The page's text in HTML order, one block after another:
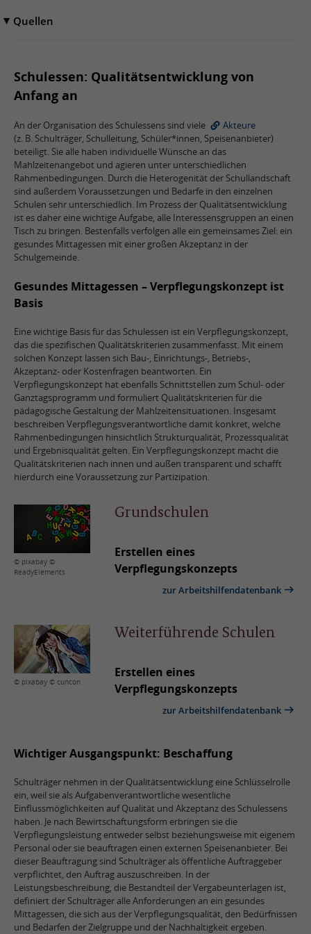
Quellen
Schulessen: Qualitätsentwicklung von
Anfang an
An der Organisation des Schulessens sind viele
Akteure
(z. B. Schulträger, Schulleitung, Schüler*innen, Speisenanbieter)
beteiligt. Sie alle haben individuelle Wünsche an das
Mahlzeitenangebot und agieren unter unterschiedlichen
Rahmenbedingungen. Durch die Heterogenität der Schullandschaft
sind außerdem Voraussetzungen und Bedarfe in den einzelnen
Schulen sehr unterschiedlich. Im Prozess der Qualitätsentwicklung
ist es daher eine wichtige Aufgabe, alle Interessensgruppen an einen
Tisch zu bringen. Bestenfalls verfolgen alle ein gemeinsames Ziel: ein
gesundes Mittagessen mit einer großen Akzeptanz in der
Schulgemeinde.
Gesundes Mittagessen – Verpflegungskonzept ist
Basis
Eine wichtige Basis für das Schulessen ist ein Verpflegungskonzept,
das die spezifischen Qualitätskriterien zusammenfasst. Mit einem
solchen Konzept lassen sich Bau-, Einrichtungs-, Betriebs-,
Akzeptanz- oder Kostenfragen beantworten. Ein
Verpflegungskonzept hat ebenfalls Schnittstellen zum Schul- oder
Ganztagsprogramm und formuliert Qualitätskriterien für die
pädagogische Gestaltung der Mahlzeitensituationen. Insgesamt
beschreiben Verpflegungsverantwortliche damit konkret, welche
Rahmenbedingungen hinsichtlich Strukturqualität, Prozessqualität
und Ergebnisqualität gelten. Ein Verpflegungskonzept macht die
Qualitätskriterien nach innen und außen transparent und schafft
hierdurch eine Voraussetzung zur Partizipation.
© pixabay ©
ReadyElements
Grundschulen
Erstellen eines
Verpflegungskonzepts
zur Arbeitshilfendatenbank
© pixabay © cuncon
Weiterführende Schulen
Erstellen eines
Verpflegungskonzepts
zur Arbeitshilfendatenbank
Wichtiger Ausgangspunkt: Beschaffung
Schulträger nehmen in der Qualitätsentwicklung eine Schlüsselrolle
ein, weil sie als Aufgabenverantwortliche wesentliche
Einflussmöglichkeiten auf Qualität und Akzeptanz des Schulessens
haben. Je nach Bewirtschaftungsform erbringen sie die
Verpflegungsleistung entweder selbst beziehungsweise mit eigenem
Personal oder sie beauftragen einen externen Speisenanbieter. Bei
dieser Beauftragung sind Schulträger als öffentliche Auftraggeber
verpflichtet, den Auftrag auszuschreiben. In der
Leistungsbeschreibung, die Bestandteil der Vergabeunterlagen ist,
definiert der Schulträger alle Anforderungen an ein gesundes
Mittagessen, die sich aus der Verpflegungsqualität, den Bedürfnissen
und Bedarfen der Zielgruppe und der Nachhaltigkeit ergeben.